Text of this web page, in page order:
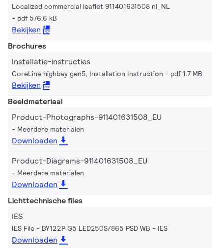
Localized commercial leaflet 911401631508 nl_NL
pdf 576.6 kB
Bekijken
Brochures
Installatie-instructies
CoreLine highbay gen5, Installation Instruction pdf 1.7 MB
Bekijken
Beeldmateriaal
Product-Photographs-911401631508_EU
Meerdere materialen
Downloaden
Product-Diagrams-911401631508_EU
Meerdere materialen
Downloaden
Lichttechnische files
IES
IES File - BY122P G5 LED250S/865 PSD WB IES
Downloaden